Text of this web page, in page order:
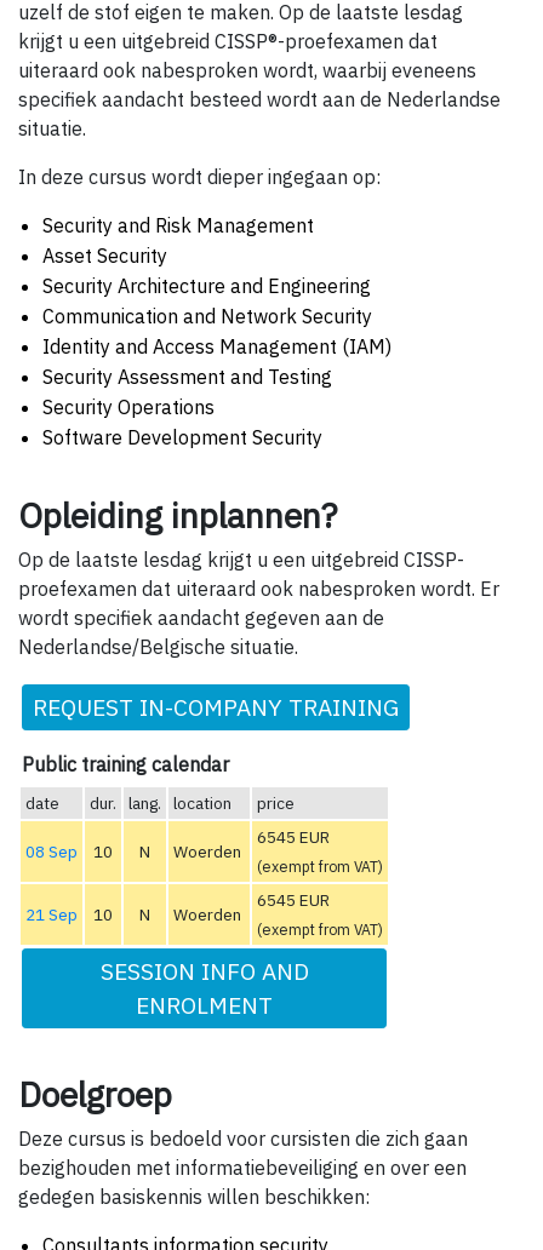
uzelf de stof eigen te maken. Op de laatste lesdag
krijgt u een uitgebreid CISSP®-proefexamen dat
uiteraard ook nabesproken wordt, waarbij eveneens
specifiek aandacht besteed wordt aan de Nederlandse
situatie.
In deze cursus wordt dieper ingegaan op:
Security and Risk Management
Asset Security
Security Architecture and Engineering
Communication and Network Security
Identity and Access Management (IAM)
Security Assessment and Testing
Security Operations
Software Development Security
Opleiding inplannen?
Op de laatste lesdag krijgt u een uitgebreid CISSP-
proefexamen dat uiteraard ook nabesproken wordt. Er
wordt specifiek aandacht gegeven aan de
Nederlandse/Belgische situatie.
REQUEST IN-COMPANY TRAINING
Public training calendar
date dur. lang. location price
08 Sep 10 N Woerden
6545 EUR
(exempt from VAT)
21 Sep 10 N Woerden
6545 EUR
(exempt from VAT)
SESSION INFO AND
ENROLMENT
Doelgroep
Deze cursus is bedoeld voor cursisten die zich gaan
bezighouden met informatiebeveiliging en over een
gedegen basiskennis willen beschikken: